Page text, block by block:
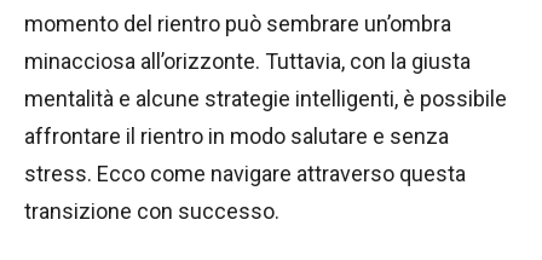
momento del rientro può sembrare un’ombra
minacciosa all’orizzonte. Tuttavia, con la giusta
mentalità e alcune strategie intelligenti, è possibile
affrontare il rientro in modo salutare e senza
stress. Ecco come navigare attraverso questa
transizione con successo.